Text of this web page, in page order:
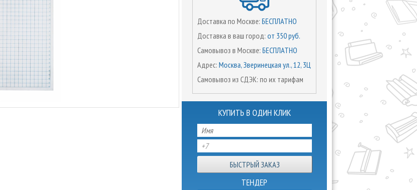
Доставка по Москве: БЕСПЛАТНО
Доставка в ваш город: от 350 руб.
Самовывоз в Москве: БЕСПЛАТНО
Адрес: Москва, Зверинецкая ул., 12, 3Ц
Самовывоз из СДЭК: по их тарифам
КУПИТЬ В ОДИН КЛИК
ТЕНДЕР